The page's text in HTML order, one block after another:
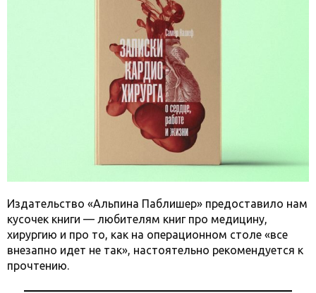
Издательство «Альпина Паблишер» предоставило нам
кусочек книги — любителям книг про медицину,
хирургию и про то, как на операционном столе «все
внезапно идет не так», настоятельно рекомендуется к
прочтению.